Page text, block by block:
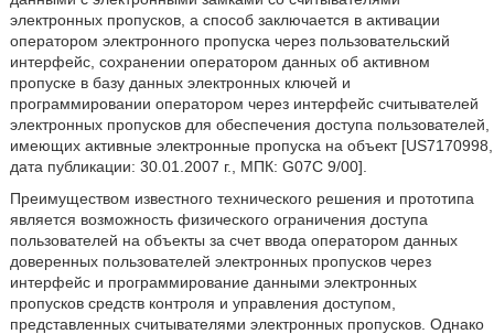
электронных пропусков, а способ заключается в активации
оператором электронного пропуска через пользовательский
интерфейс, сохранении оператором данных об активном
пропуске в базу данных электронных ключей и
программировании оператором через интерфейс считывателей
электронных пропусков для обеспечения доступа пользователей,
имеющих активные электронные пропуска на объект [US7170998,
дата публикации: 30.01.2007 г., МПК: G07C 9/00].
Преимуществом известного технического решения и прототипа
является возможность физического ограничения доступа
пользователей на объекты за счет ввода оператором данных
доверенных пользователей электронных пропусков через
интерфейс и программирование данными электронных
пропусков средств контроля и управления доступом,
представленных считывателями электронных пропусков. Однако